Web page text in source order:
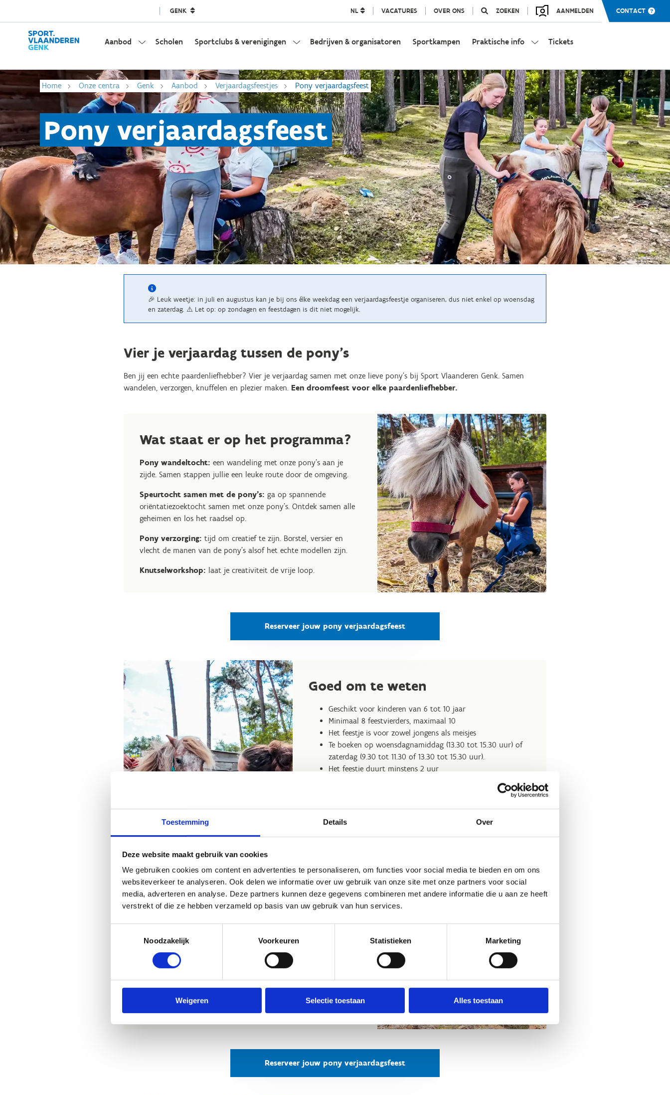
Toestemming Details Over
Deze website maakt gebruik van cookies
We gebruiken cookies om content en advertenties te personaliseren, om functies voor social media te bieden en om ons
websiteverkeer te analyseren. Ook delen we informatie over uw gebruik van onze site met onze partners voor social
media, adverteren en analyse. Deze partners kunnen deze gegevens combineren met andere informatie die u aan ze heeft
verstrekt of die ze hebben verzameld op basis van uw gebruik van hun services.
Noodzakelijk
Voorkeuren Statistieken Marketing
Weigeren Selectie toestaan Alles toestaan
GENK NL VACATURES OVER ONS ZOEKEN AANMELDEN CONTACT
Aanbod Scholen Sportclubs & verenigingen Bedrijven & organisatoren Sportkampen Praktische info Tickets
Home Onze centra Genk Aanbod Verjaardagsfeestjes Pony verjaardagsfeest
Pony verjaardagsfeest
🎉 Leuk weetje: in juli en augustus kan je bij ons élke weekdag een verjaardagsfeestje organiseren, dus niet enkel op woensdag
en zaterdag. ⚠️ Let op: op zondagen en feestdagen is dit niet mogelijk.
Vier je verjaardag tussen de pony’s
Ben jij een echte paardenliefhebber? Vier je verjaardag samen met onze lieve pony’s bij Sport Vlaanderen Genk. Samen
wandelen, verzorgen, knuffelen en plezier maken. Een droomfeest voor elke paardenliefhebber.
Wat staat er op het programma?
Pony wandeltocht: een wandeling met onze pony’s aan je
zijde. Samen stappen jullie een leuke route door de omgeving.
Speurtocht samen met de pony's: ga op spannende
oriëntatiezoektocht samen met onze pony's. Ontdek samen alle
geheimen en los het raadsel op.
Pony verzorging: tijd om creatief te zijn. Borstel, versier en
vlecht de manen van de pony’s alsof het echte modellen zijn.
Knutselworkshop: laat je creativiteit de vrije loop.
Reserveer jouw pony verjaardagsfeest
Goed om te weten
Geschikt voor kinderen van 6 tot 10 jaar
Minimaal 8 feestvierders, maximaal 10
Het feestje is voor zowel jongens als meisjes
Te boeken op woensdagnamiddag (13.30 tot 15.30 uur) of
zaterdag (9.30 tot 11.30 of 13.30 tot 15.30 uur).
Het feestje duurt minstens 2 uur
Praktische afspraken
Wij zorgen voor:
Een leuke uitnodiging voor de feestvierders
Begeleiding van start tot finish
Hoe reserveren?
Reserveren kan minimaal 2 weken vooraf, maar bij voorkeur 1
maand van tevoren. Vul
in of neem telefonisch
contact op via 089 86 91 30.
Reserveer jouw pony verjaardagsfeest